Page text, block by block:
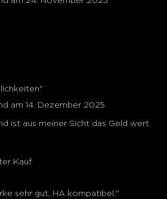
am 14. Dezember 2025
ist aus meiner Sicht das Geld wert
Kauf
sehr gut, HA kompatibel."